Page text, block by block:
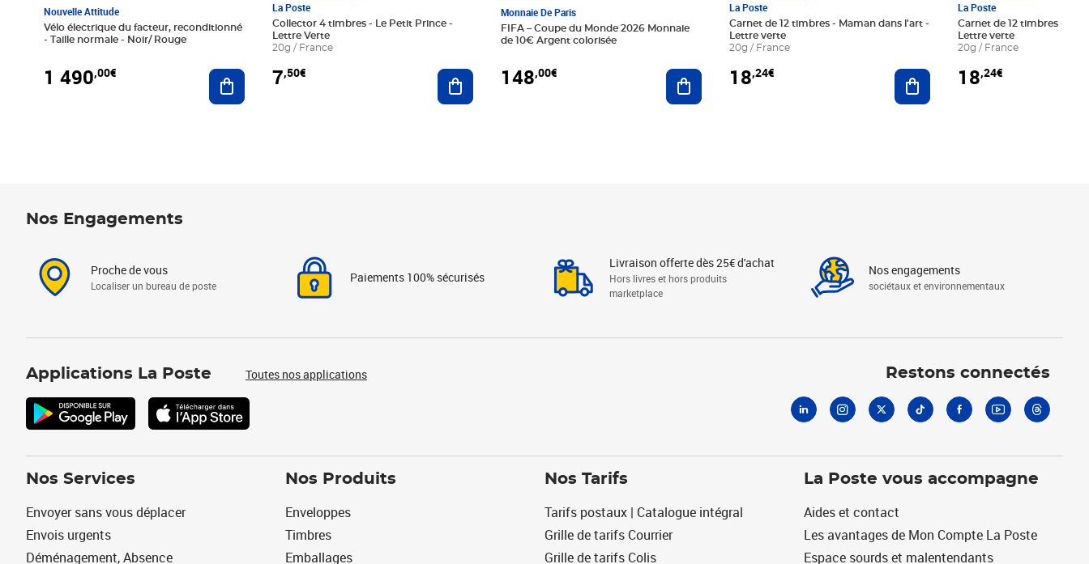
Nouvelle Attitude
Vélo électrique du facteur, reconditionné
- Taille normale - Noir/ Rouge
1 490,00€ Ajouter au panier
La Poste
Collector 4 timbres - Le Petit Prince -
Lettre Verte
20g / France
7,50€ Ajouter au panier
Monnaie De Paris
FIFA – Coupe du Monde 2026 Monnaie
de 10€ Argent colorisée
148,00€ Ajouter au panier
La Poste
Carnet de 12 timbres - Maman dans l'art -
Lettre verte
20g / France
18,24€ Ajouter au panier
La Poste
Carnet de 12 timbres - Le
Lettre verte
20g / France
18,24€
Nos Engagements
Proche de vous
Localiser un bureau de poste
Paiements 100% sécurisés
Livraison offerte dès 25€ d'achat
Hors livres et hors produits
marketplace
Nos engagements
sociétaux et environnementaux
Applications La Poste Toutes nos applications Restons connectés
Nos Services
Envoyer sans vous déplacer
Envois urgents
Déménagement, Absence
Nos Produits
Enveloppes
Timbres
Emballages
Nos Tarifs
Tarifs postaux | Catalogue intégral
Grille de tarifs Courrier
Grille de tarifs Colis
La Poste vous accompagne
Aides et contact
Les avantages de Mon Compte La Poste
Espace sourds et malentendants